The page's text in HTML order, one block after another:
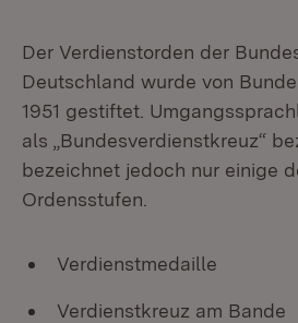
Der Verdienstorden der
Deutschland wurde von
1951 gestiftet.
als „Bundesverdienstkreuz“
bezeichnet jedoch nur einige
Ordensstufen.
Verdienstmedaille
Verdienstkreuz am Bande